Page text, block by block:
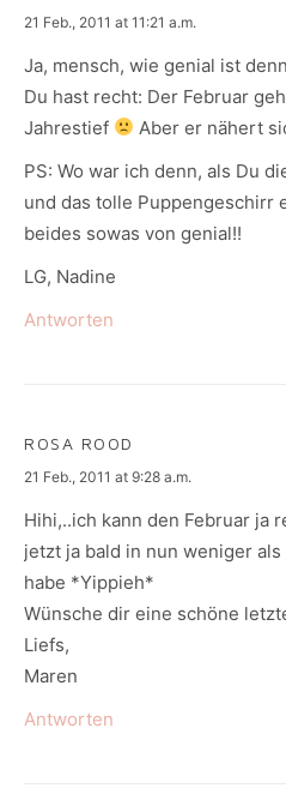
says:
21 Feb., 2011 at 11:21 a.m.
Ja, mensch, wie genial ist
Du hast recht: Der Februar
Jahrestief
Aber er nähert
PS: Wo war ich denn, als Du
und das tolle Puppengeschirr
beides sowas von genial!!
LG, Nadine
Antworten
ROSA ROOD
says:
21 Feb., 2011 at 9:28 a.m.
Hihi,..ich kann den Februar ja
jetzt ja bald in nun weniger
habe *Yippieh*
Wünsche dir eine schöne
Liefs,
Maren
Antworten